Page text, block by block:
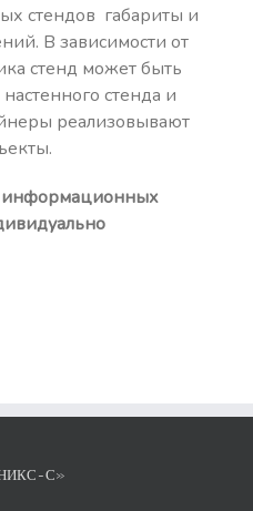
стендов габариты и
В зависимости от
стенд может быть
стенда и
реализовывают
информационных
С»